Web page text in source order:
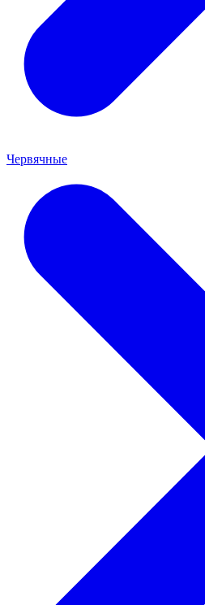
Червячные